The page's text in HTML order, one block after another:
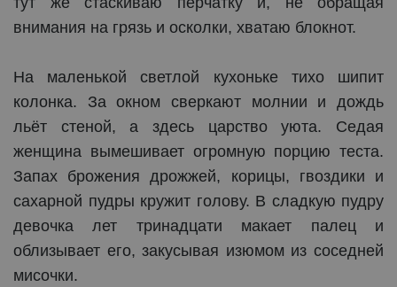
внимания на грязь и осколки, хватаю блокнот.
На маленькой светлой кухоньке тихо шипит
колонка. За окном сверкают молнии и дождь
льёт стеной, а здесь царство уюта. Седая
женщина вымешивает огромную порцию теста.
Запах брожения дрожжей, корицы, гвоздики и
сахарной пудры кружит голову. В сладкую пудру
девочка лет тринадцати макает палец и
облизывает его, закусывая изюмом из соседней
мисочки.